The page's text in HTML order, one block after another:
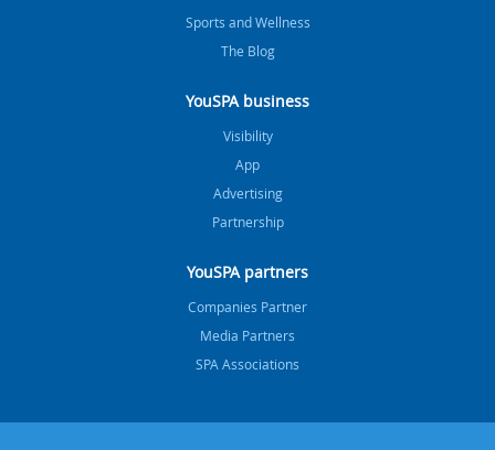
Sports and Wellness
The Blog
YouSPA business
Visibility
App
Advertising
Partnership
YouSPA partners
Companies Partner
Media Partners
SPA Associations